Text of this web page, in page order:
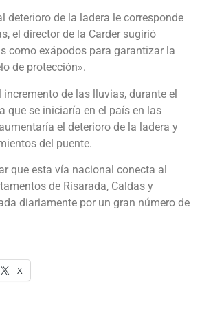
deterioro de la ladera le corresponde
el director de la Carder sugirió
como exápodos para garantizar la
de protección».
incremento de las lluvias, durante el
que se iniciaría en el país en las
el deterioro de la ladera y
del puente.
que esta vía nacional conecta al
de Risarada, Caldas y
diariamente por un gran número de
X